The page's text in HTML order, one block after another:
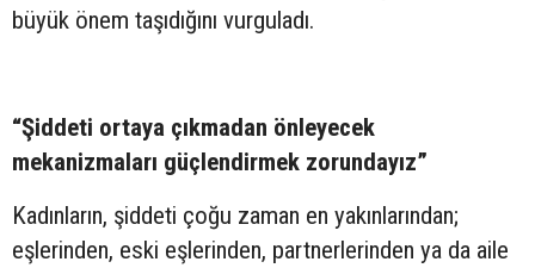
büyük önem taşıdığını vurguladı.
“Şiddeti ortaya çıkmadan önleyecek
mekanizmaları güçlendirmek zorundayız”
Kadınların, şiddeti çoğu zaman en yakınlarından;
eşlerinden, eski eşlerinden, partnerlerinden ya da aile